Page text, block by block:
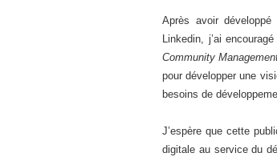
Après avoir
Linkedin, j’ai
Community
pour développer une
besoins de
J’espère que cette
digitale au service du